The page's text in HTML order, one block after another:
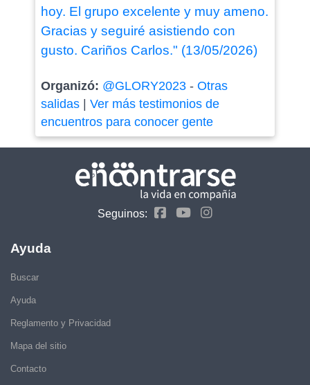
hoy. El grupo excelente y muy ameno.
Gracias y seguiré asistiendo con
gusto. Cariños Carlos." (13/05/2026)
Organizó: @GLORY2023- Otras
salidas| Ver más testimonios de
encuentros para conocer gente
Seguinos:
Ayuda
Buscar
Ayuda
Reglamento y Privacidad
Mapa del sitio
Contacto